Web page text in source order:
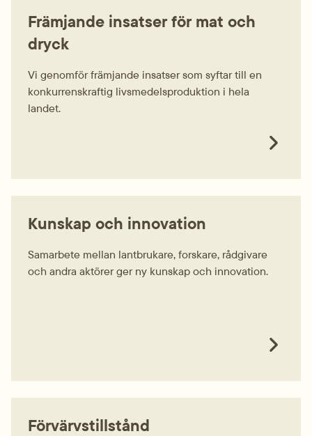
Främjande insatser för mat och
dryck
Vi genomför främjande insatser som syftar till en
konkurrenskraftig livsmedelsproduktion i hela
landet.
Kunskap och innovation
Samarbete mellan lantbrukare, forskare, rådgivare
och andra aktörer ger ny kunskap och innovation.
Förvärvstillstånd